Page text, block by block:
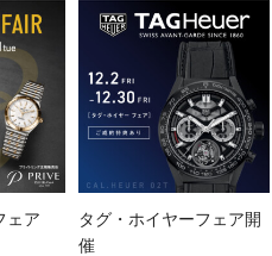
ェア
タグ・ホイヤーフェア開
催